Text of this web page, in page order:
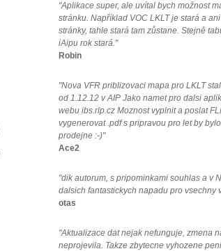
"Aplikace super, ale uvítal bych možnost
stránku. Například VOC LKLT je stará a
stránky, tahle stará tam zůstane. Stejně
iAipu rok stará."
Robin
"Nova VFR priblizovaci mapa pro LKLT
od 1.12.12 v AIP Jako namet pro dalsi
webu ibs.rlp.cz Moznost vyplnit a poslat
vygenerovat .pdf s pripravou pro let by
prodejne :-)"
Ace2
"dik autorum, s pripominkami souhlas a v
dalsich fantastickych napadu pro vsechny
otas
"Aktualizace dat nejak nefunguje, zmena
neprojevila. Takze zbytecne vyhozene